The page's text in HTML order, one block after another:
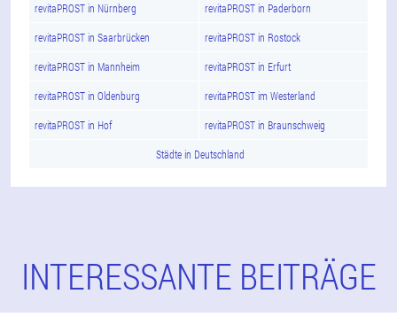
revitaPROST in Nürnberg revitaPROST in Paderborn
revitaPROST in Saarbrücken revitaPROST in Rostock
revitaPROST in Mannheim revitaPROST in Erfurt
revitaPROST in Oldenburg revitaPROST im Westerland
revitaPROST in Hof revitaPROST in Braunschweig
Städte in Deutschland
INTERESSANTE BEITRÄGE